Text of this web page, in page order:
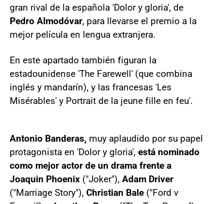
gran rival de la española 'Dolor y gloria', de
Pedro Almodóvar, para llevarse el premio a la
mejor película en lengua extranjera.
En este apartado también figuran la
estadounidense 'The Farewell' (que combina
inglés y mandarín), y las francesas 'Les
Misérables' y Portrait de la jeune fille en feu'.
Antonio Banderas, muy aplaudido por su papel
protagonista en 'Dolor y gloria', está nominado
como mejor actor de un drama frente a
Joaquin Phoenix ("Joker"), Adam Driver
("Marriage Story"), Christian Bale ("Ford v